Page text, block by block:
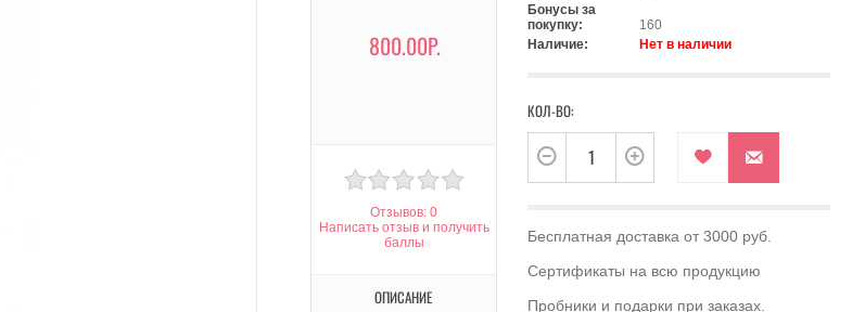
800.00Р.
Отзывов: 0
Написать отзыв и получить
баллы
ОПИСАНИЕ
Бонусы за
покупку:
160
Наличие:
Нет в наличии
КОЛ-ВО:
Бесплатная доставка от 3000 руб.
Сертификаты на всю продукцию
Пробники и подарки при заказах.